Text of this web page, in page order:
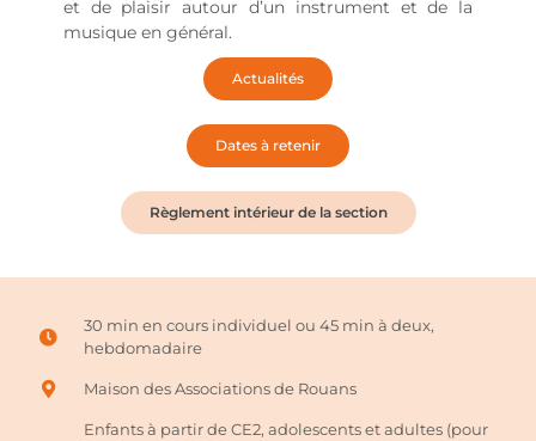
et de plaisir autour d’un instrument et de la
musique en général.
Actualités
Dates à retenir
Règlement intérieur de la section
30 min en cours individuel ou 45 min à deux,
hebdomadaire
Maison des Associations de Rouans
Enfants à partir de CE2, adolescents et adultes (pour